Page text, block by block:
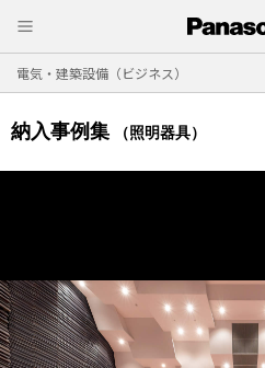
電気・建築設備（ビジネス）
納入事例集 （照明器具）